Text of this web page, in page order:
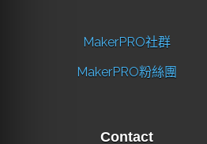
MakerPRO社群
MakerPRO粉絲團
Contact